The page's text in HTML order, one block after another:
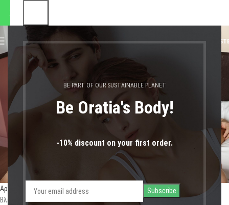
BE PART OF OUR SUSTAINABLE PLANET
Be Oratia's Body!
-10% discount on your first order.
MENU 0,00€ LOGIN /
σλίπ
Αρχική σελίδα Shop Προϊόντα με ετικέτα “σλίπ”
Βλέπετε 1–12 από 21 αποτελέσματα
θα